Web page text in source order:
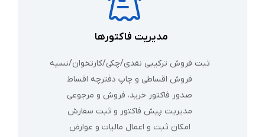
مدیریت فاکتورها
ثبت فروش ترکیبی نقدی/چکی/کارتخوان/نسیه
فروش اقساطی و چاپ دفترچه اقساط
صدور فاکتور خرید، فروش و مرجوعی
مدیریت پیش‌ فاکتور و ثبت سفارش
امکان ثبت و اعمال مالیات و عوارض